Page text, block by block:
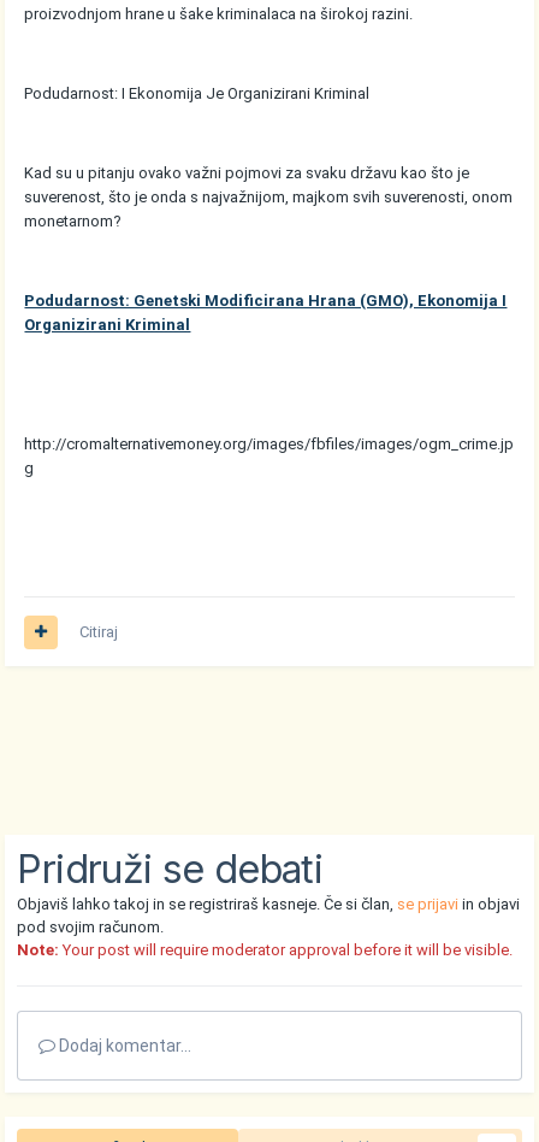
proizvodnjom hrane u šake kriminalaca na širokoj razini.
Podudarnost: I Ekonomija Je Organizirani Kriminal
Kad su u pitanju ovako važni pojmovi za svaku državu kao što je
suverenost, što je onda s najvažnijom, majkom svih suverenosti, onom
monetarnom?
Podudarnost: Genetski Modificirana Hrana (GMO), Ekonomija I
Organizirani Kriminal
http://cromalternativemoney.org/images/fbfiles/images/ogm_crime.jp
g
Citiraj
Pridruži se debati
Objaviš lahko takoj in se registriraš kasneje. Če si član, se prijavi in objavi
pod svojim računom.
Note: Your post will require moderator approval before it will be visible.
Dodaj komentar...